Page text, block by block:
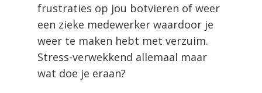
frustraties op jou botvieren of weer
een zieke medewerker waardoor je
weer te maken hebt met verzuim.
Stress-verwekkend allemaal maar
wat doe je eraan?